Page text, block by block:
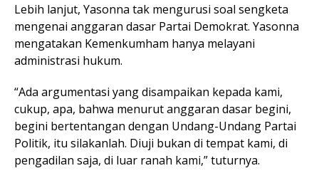
Lebih lanjut, Yasonna tak mengurusi soal sengketa
mengenai anggaran dasar Partai Demokrat. Yasonna
mengatakan Kemenkumham hanya melayani
administrasi hukum.
“Ada argumentasi yang disampaikan kepada kami,
cukup, apa, bahwa menurut anggaran dasar begini,
begini bertentangan dengan Undang-Undang Partai
Politik, itu silakanlah. Diuji bukan di tempat kami, di
pengadilan saja, di luar ranah kami,” tuturnya.